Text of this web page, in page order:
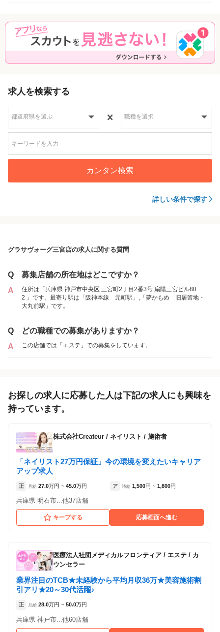
求人を検索する
カンタン検索
詳しい条件で探す
グラサヴォーグ三宮店の求人に関する質問
Q
募集店舗の所在地はどこですか？
A
住所は「兵庫県 神戸市中央区 三宮町2丁目2番3号 扇陽三宮ビル80
2 」です。最寄り駅は「阪神本線 元町駅」,「夢かもめ 旧居留地・
大丸前駅」です。
Q
どの職種での募集がありますか？
A
この店舗では「エステ」での募集をしています。
お探しの求人に応募した人は下記の求人にも興味を
持っています。
株式会社Createur / ネイリスト / 施術者
「ネイリスト27万円保証」今の環境を変えたいキャリア
アップ求人
正 月給 27.0万円 ~ 45.0万円 ア 時給 1,500円 ~ 1,800円
兵庫県 明石市...他37店舗
キープする 応募画面へ進む
医療法人社団メディカルフロンティア / エステ / カ
ウンセラー
業界注目のTCB★未経験から平均月収36万★美容施術割
引アリ★20～30代活躍♪
正 月給 28.0万円 ~ 50.0万円
兵庫県 神戸市...他60店舗